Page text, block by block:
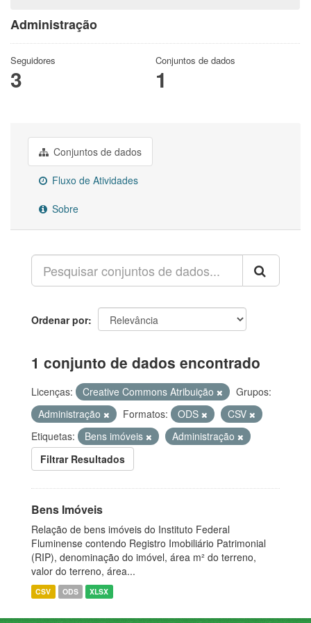
Administração
Seguidores
3
Conjuntos de dados
1
Conjuntos de dados
Fluxo de Atividades
Sobre
Ordenar por
1 conjunto de dados encontrado
Licenças: Creative Commons Atribuição
Grupos:
Administração
Formatos: ODS
CSV
Etiquetas:
Bens imóveis
Administração
Filtrar Resultados
Bens Imóveis
Relação de bens imóveis do Instituto Federal
Fluminense contendo Registro Imobiliário Patrimonial
(RIP), denominação do imóvel, área m² do terreno,
valor do terreno, área...
CSV ODS XLSX